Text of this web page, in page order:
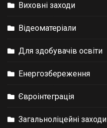
Виховні заходи
Відеоматеріали
Для здобувачів освіти
Енергозбереження
Євроінтеграція
Загальноліцейні заходи